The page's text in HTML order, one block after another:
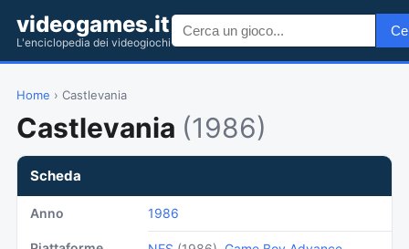
videogames.it
L'enciclopedia dei videogiochi
Home › Castlevania
Castlevania (1986)
Scheda
Anno 1986